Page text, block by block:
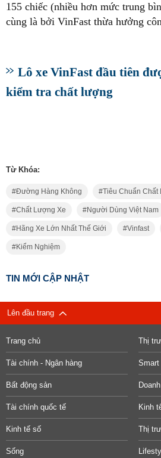
155 chiếc (nhiều hơn mức trung
cùng là bởi VinFast thừa hưởng
Lô xe VinFast đầu tiên
kiểm tra chất lượng
Từ Khóa:
Đường Hàng Không Tiêu Chuẩn Chất
Chất Lượng Xe Người Dùng Việt Nam
Hãng Xe Lớn Nhất Thế Giới Vinfast
Kiểm Nghiệm
TIN MỚI CẬP NHẬT
Lên đầu trang
Trang chủ Thị
Tài chính - Ngân hàng Smart
Bất động sản
Tài chính quốc tế Kinh
Kinh tế số Thị
Sống